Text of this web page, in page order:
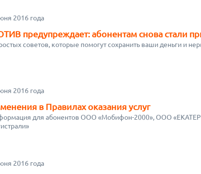
2016 года
предупреждает: абонентам снова стали
советов, которые помогут сохранить ваши деньги и
2016 года
в Правилах оказания услуг
для абонентов ООО «Мобифон-2000», ООО
2016 года